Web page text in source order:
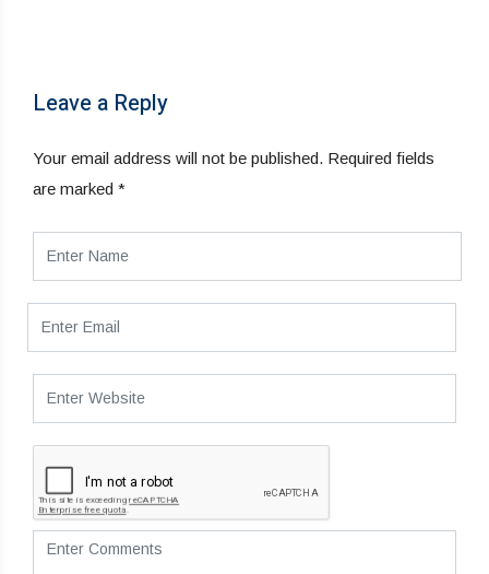
Leave a Reply
Your email address will not be published. Required fields
are marked *